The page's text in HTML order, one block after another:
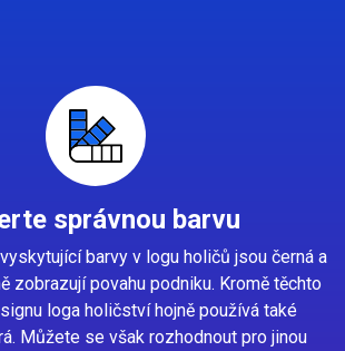
správnou barvu
barvy v logu holičů jsou černá a
zobrazují povahu podniku. Kromě těchto
loga holičství hojně používá také
Můžete se však rozhodnout pro jinou